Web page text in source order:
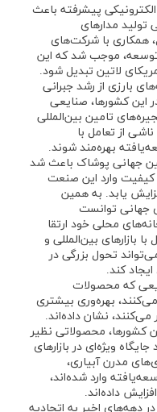
پیشرفته باعث
مدارهای
همکاری با شرکت‌های
توسعه، موجب شد که این
لاتین تبدیل شود.
بارزی از رشد جبرانی
این کشورها، صنایعی
تامین بین‌المللی
از تعامل با
بهره‌مند شوند.
جهانی پوشاک باعث شد
وارد این صنعت
یابد. به همین
جهانی توانست
محلی خود ارتقا
بازارهای بین‌المللی و
تحول بزرگی در
کند.
که محصولات
بهره‌وری بیشتری
نشان داده‌اند.
کشورها، محصولاتی نظیر
ویژه‌ای در بازارهای
مدرن آبیاری،
وارد شده‌اند،
داده‌اند.
دهه‌های اخیر به اتحادیه